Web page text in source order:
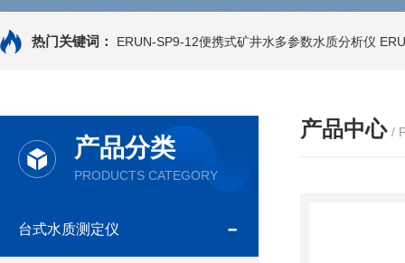
热门关键词： ERUN-SP9-12便携式矿井水多参数水质分析仪
产品分类
PRODUCTS CATEGORY
台式水质测定仪
产品中心 /